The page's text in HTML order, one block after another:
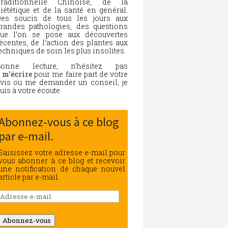
et de la santé en général.
soucis de tous les jours aux
pathologies, des questions
l’on se pose aux découvertes
de l’action des plantes aux
de soin les plus insolites.
lecture, n’hésitez pas
m’écrire pour me faire part de votre
ou me demander un conseil, je
à votre écoute.
vous à ce blog
par e-mail.
votre adresse e-mail pour
abonner à ce blog et recevoir
notification de chaque nouvel
par e-mail.
Abonnez-vous